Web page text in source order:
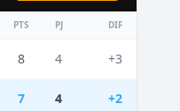
PTS PJ DIF
8 4 +3
7 4 +2